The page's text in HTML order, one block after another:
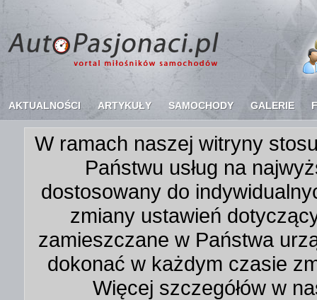
AKTUALNOŚCI ARTYKUŁY SAMOCHODY GALERIE
W ramach naszej witryny
Państwu usług na
dostosowany do
zmiany ustawień
zamieszczane w Państwa
dokonać w każdym czasie
Więcej szczegółów w